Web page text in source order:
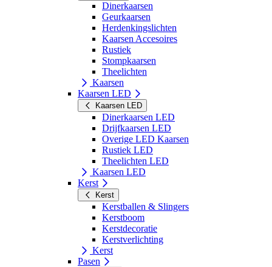
Dinerkaarsen
Geurkaarsen
Herdenkingslichten
Kaarsen Accesoires
Rustiek
Stompkaarsen
Theelichten
Kaarsen
Kaarsen LED
Kaarsen LED
Dinerkaarsen LED
Drijfkaarsen LED
Overige LED Kaarsen
Rustiek LED
Theelichten LED
Kaarsen LED
Kerst
Kerst
Kerstballen & Slingers
Kerstboom
Kerstdecoratie
Kerstverlichting
Kerst
Pasen